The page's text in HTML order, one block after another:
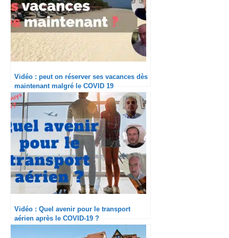
Vidéo : peut on réserver ses vacances dès
maintenant malgré le COVID 19
Vidéo : Quel avenir pour le transport
aérien après le COVID-19 ?